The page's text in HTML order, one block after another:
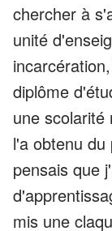
chercher à
unité
diplôme
une scolarité
l'a obtenu du
pensais que
mis une